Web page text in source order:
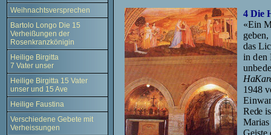
Weihnachtsversprechen
Bartolo Longo Die 15
Verheißungen der
Rosenkranzkönigin
Heilige Birgitta
7 Vater unser
Heilige Birgitta 15 Vater
unser und 15 Ave
Heilige Faustina
Verschiedene Gebete mit
Verheissungen
4 Die
«Ein
geben,
das
in den
1948
Rede
Geiste